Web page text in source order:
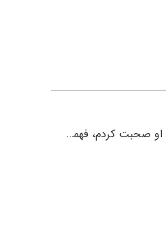
یک روز سرد زمستانی، یکی از دوستانم گلخانه‌اش را به خاطر سرمای شدید تقریباً از دست داد. گیاهانش پژمرده شده بودند و او مانده بود چه کاری باید بکند. وقتی با او صحبت کردم، فهمیدم تنها چیزی که کم داشت، یک هیتر بود. اگر نمی‌خواهید چنین تجربه تلخی داشته باشید، همین حالا وقت آن رسیده که با انواع هیتر گلخانه ای آشنا شوید و بهترین انتخاب را برای فضای خود داشته باشید.